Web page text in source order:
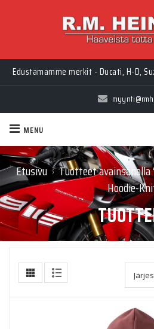
Edustamamme merkit - Ducati, H-D,
MENU
Etusivu › Tuotteet avainsanalla
Hoodie-